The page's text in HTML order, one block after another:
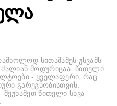
სითამამეს უსვამს
მოდურიცაა. წითელი
- ყველაფერი, რაც
გარეგნობისთვის.
შეუხამეთ წითელი სხვა